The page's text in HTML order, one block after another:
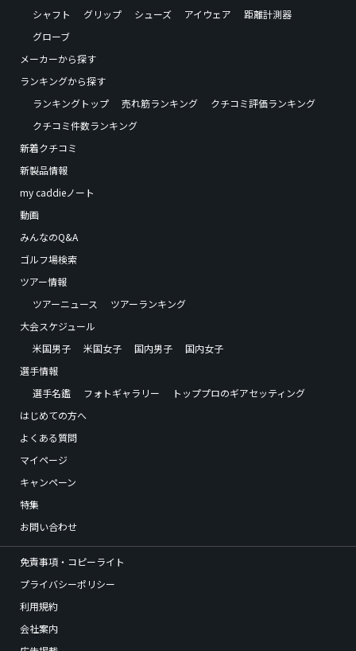
シャフト
グリップ シューズ アイウェア
距離計測器
グローブ
メーカーから探す
ランキングから探す
ランキングトップ
売れ筋ランキング
クチコミ評価ランキング
クチコミ件数ランキング
新着クチコミ
新製品情報
my caddieノート
動画
みんなのQ&A
ゴルフ場検索
ツアー情報
ツアーニュース
ツアーランキング
大会スケジュール
米国男子
米国女子 国内男子
国内女子
選手情報
選手名鑑
フォトギャラリー
トッププロのギアセッティング
はじめての方へ
よくある質問
マイページ
キャンペーン
特集
お問い合わせ
免責事項・コピーライト
プライバシーポリシー
利用規約
会社案内